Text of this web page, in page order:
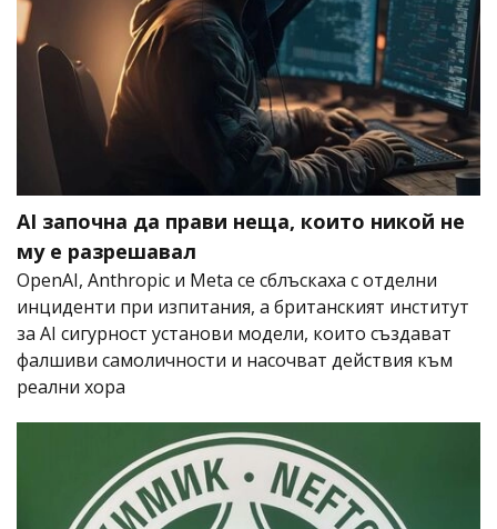
AI започна да прави неща, които никой не
му е разрешавал
OpenAI, Anthropic и Meta се сблъскаха с отделни
инциденти при изпитания, а британският институт
за AI сигурност установи модели, които създават
фалшиви самоличности и насочват действия към
реални хора